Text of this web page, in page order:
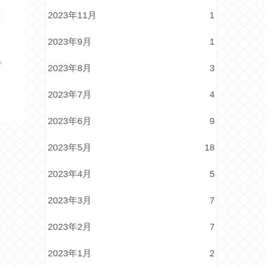
2023年11月 1
2023年9月 1
2023年8月 3
2023年7月 4
2023年6月 9
2023年5月 18
2023年4月 5
2023年3月 7
2023年2月 7
2023年1月 2